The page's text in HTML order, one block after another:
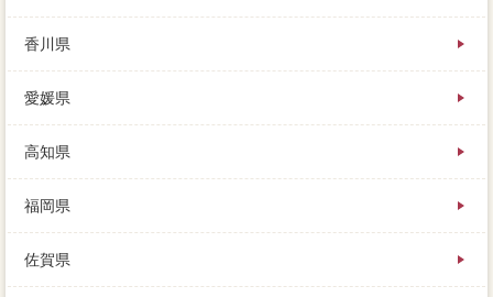
香川県
愛媛県
高知県
福岡県
佐賀県